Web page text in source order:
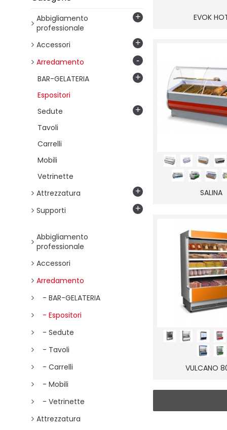
280 cm
300 cm
350 cm
450 cm
500 cm
600 cm
Abbigliamento
professionale
+
Accessori
+
Arredamento
-
BAR-GELATERIA
+
Espositori
Sedute
+
Tavoli
Carrelli
Mobili
Vetrinette
Attrezzatura
+
Supporti
+
Abbigliamento
professionale
Accessori
Arredamento
- BAR-GELATERIA
- Espositori
- Sedute
- Tavoli
- Carrelli
- Mobili
- Vetrinette
Attrezzatura
EVOK
SALINA
VULCANO